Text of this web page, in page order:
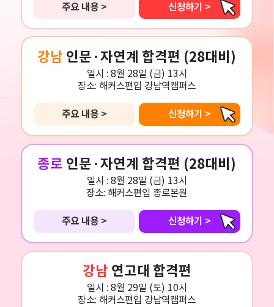
주요 내용 > 신청하기 >
강남 인문·자연계 합격편 (28대비)
일시 : 8월 28일 (금) 13시
장소: 해커스편입 강남역캠퍼스
주요 내용 > 신청하기 >
종로 인문·자연계 합격편 (28대비)
일시 : 8월 28일 (금) 13시
장소: 해커스편입 종로본원
주요 내용 > 신청하기 >
강남 연고대 합격편
일시 : 8월 29일 (토) 10시
장소: 해커스편입 강남역캠퍼스